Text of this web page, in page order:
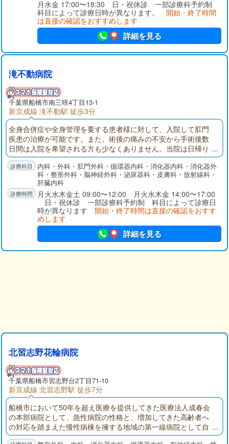
月水金 17:00〜18:30 日・祝休診 一部診療科予約制
科目によって診療日時が異なります。 開始・終了時間
は直接の確認をおすすめします
詳細を見る
滝不動病院
千葉県船橋市南三咲4丁目13-1
新京成線 滝不動駅 徒歩3分
全身合併症や全身管理を要する患者様に対して、入院して肛門
疾患の治療が可能です。また、術後の痛みの不安から手術後数
日間は入院を希望される方も少なくありません。当院は日帰り
手術から入院手術まで対応可能な肛門疾患を専門とする病院で
す。大腸内視鏡検査では腸を伸ばさずに挿入する「軸保持短縮
法」で挿入し、挿入時の痛みを最小限に心掛けています。また
鎮痛剤・鎮静剤を使用して「寝ている間に検査が終わった」と
喜ばれる方も多くいらっしゃいます。
内科・外科・肛門外科・循環器内科・消化器内科・消化器外
科・整形外科・脳神経外科・泌尿器科・皮膚科・放射線科・
肝臓内科
月火水木金土 09:00〜12:00 月火水木金 14:00〜17:00
日・祝休診 一部診療科予約制 科目によって診療日
時が異なります 開始・終了時間は直接の確認をおすす
めします
詳細を見る
北習志野花輪病院
千葉県船橋市習志野台2丁目71-10
新京成線 北習志野駅 徒歩7分
船橋市において50年を超え医療を提供してきた医療法人成春会
の本部病院として、急性病院の性格と、増加してきた高齢者へ
の対応を踏まえた慢性病棟を擁する地域の第一線病院として自
負しております。人工透析センターでは永年蓄積したデータと